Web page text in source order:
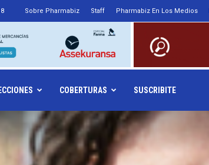
Sobre Pharmabiz Staff Pharmabiz En Los Medios
COBERTURAS SUSCRIBITE